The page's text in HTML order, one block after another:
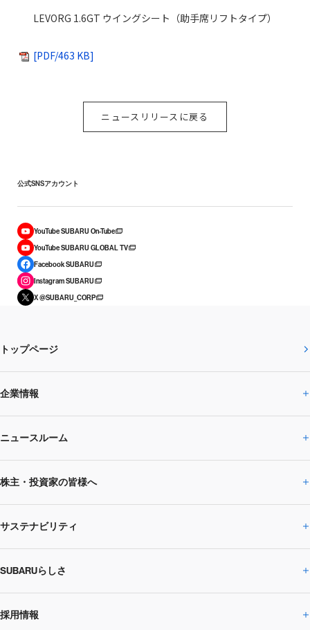
LEVORG 1.6GT ウイングシート（助手席リフトタイプ）
[PDF/463 KB]
ニュースリリースに戻る
公式SNSアカウント
YouTube SUBARU On-Tube
YouTube SUBARU GLOBAL TV
Facebook SUBARU
Instagram SUBARU
X @SUBARU_CORP
トップページ
企業情報
企業情報トップ
SUBARUのありたい姿
SUBARU 2025方針
事業所・関係会社
ニュースルーム
ニュースルームトップ
ニュースリリース
閉じる
株主・投資家の皆様へ
株主・投資家の皆様へトップ
企業・経営
IRライブラリー
サステナビリティ
サステナビリティトップ
CEOサステナビリティ
SUBARUらしさ
SUBARUらしさトップ
採用情報